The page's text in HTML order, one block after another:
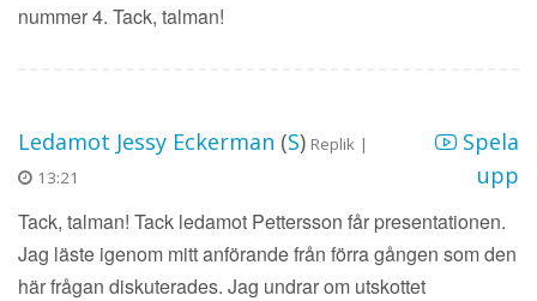
nummer 4. Tack, talman!
Ledamot Jessy Eckerman (S) Replik |
13:21
Spela
upp
Tack, talman! Tack ledamot Pettersson får presentationen.
Jag läste igenom mitt anförande från förra gången som den
här frågan diskuterades. Jag undrar om utskottet